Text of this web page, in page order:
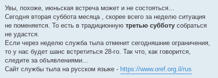
о
щ
е
и
е
Увы, похоже, июньская встреча может и не состояться...
Сегодня вторая суббота месяца , скорее всего за неделю ситуация
не поменяется. То есть в традиционную третью субботу собраться
не удастся.
Если через неделю служба тыла отменит сегодняшние ограничения,
то у нас будет шанс встретиться 28-го. Так что, как говорится,
следите за объявлениями...
Сайт службы тыла на русском языке - https://www.oref.org.il/rus